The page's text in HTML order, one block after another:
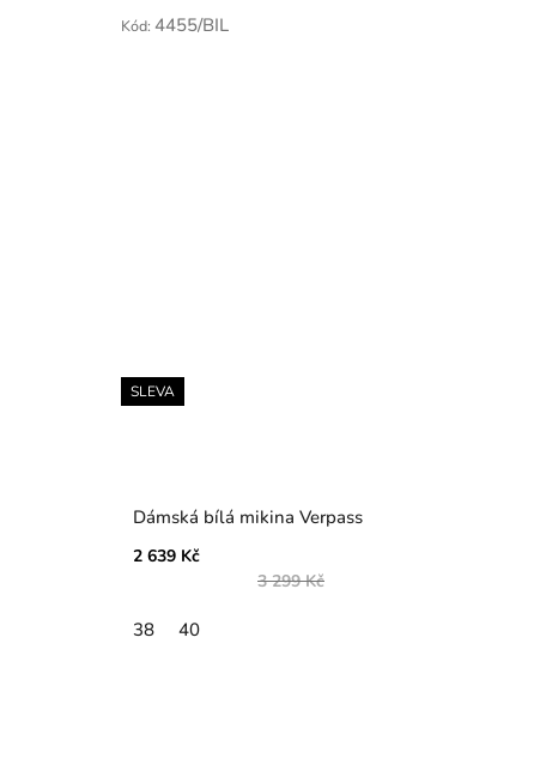
SLEVA
Dámská bílá mikina Verpass
2 639 Kč
3 299 Kč
38 40
Kód: 4455/BIL